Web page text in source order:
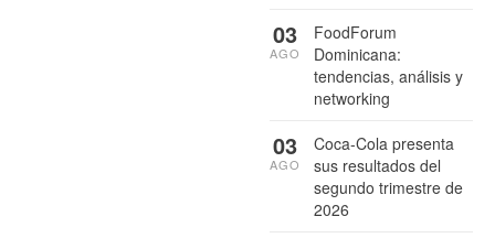
FoodForum
Dominicana:
tendencias, análisis y
networking
03
AGO
Coca-Cola presenta
sus resultados del
segundo trimestre de
2026
03
AGO